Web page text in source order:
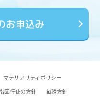
お申込み
マテリアリティポリシー
図行使の方針
勧誘方針